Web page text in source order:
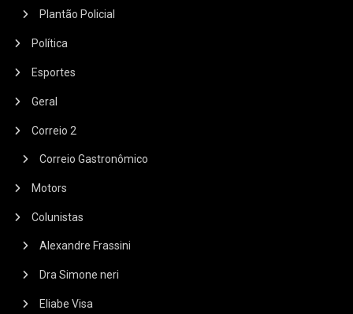
Plantão Policial
Política
Esportes
Geral
Correio 2
Correio Gastronômico
Motors
Colunistas
Alexandre Frassini
Dra Simone neri
Eliabe Visa